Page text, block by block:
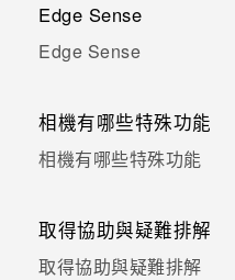
優惠專區
焦點訊息
銷售門市
銷售通路
支援服務
VIVELAND
Edge Sense
Edge Sense
相機有哪些特殊功能
相機有哪些特殊功能
取得協助與疑難排解
取得協助與疑難排解